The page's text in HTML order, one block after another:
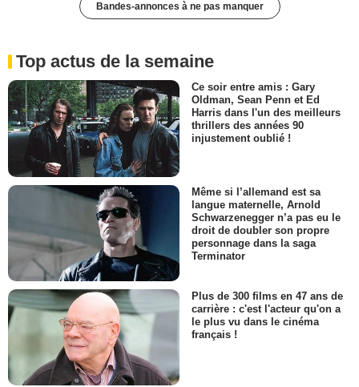
Bandes-annonces à ne pas manquer
Top actus de la semaine
Ce soir entre amis : Gary
Oldman, Sean Penn et Ed
Harris dans l'un des meilleurs
thrillers des années 90
injustement oublié !
Même si l’allemand est sa
langue maternelle, Arnold
Schwarzenegger n’a pas eu le
droit de doubler son propre
personnage dans la saga
Terminator
Plus de 300 films en 47 ans de
carrière : c'est l'acteur qu'on a
le plus vu dans le cinéma
français !